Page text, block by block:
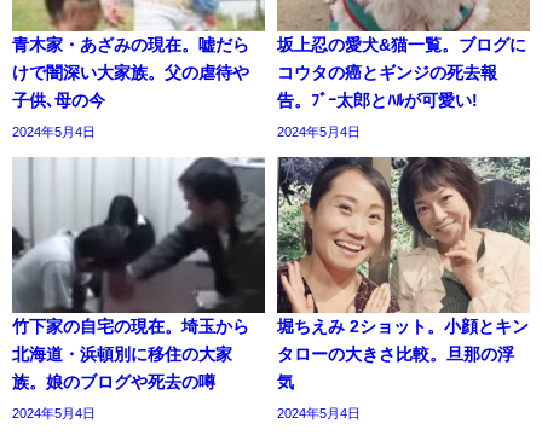
青木家・あざみの現在。嘘だら
けで闇深い大家族。父の虐待や
子供､母の今
2024年5月4日
坂上忍の愛犬&猫一覧。ブログに
コウタの癌とギンジの死去報
告。ﾌﾞｰ太郎とﾊﾙが可愛い!
2024年5月4日
竹下家の自宅の現在。埼玉から
北海道・浜頓別に移住の大家
族。娘のブログや死去の噂
2024年5月4日
堀ちえみ 2ショット。小顔とキン
タローの大きさ比較。旦那の浮
気
2024年5月4日